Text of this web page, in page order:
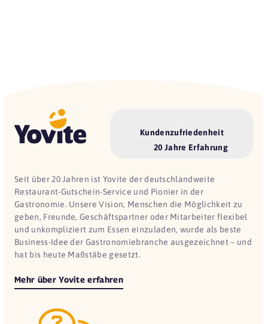
Kundenzufriedenheit
20 Jahre Erfahrung
Seit über 20 Jahren ist Yovite der deutschlandweite
Restaurant-Gutschein-Service und Pionier in der
Gastronomie. Unsere Vision, Menschen die Möglichkeit zu
geben, Freunde, Geschäftspartner oder Mitarbeiter flexibel
und unkompliziert zum Essen einzuladen, wurde als beste
Business-Idee der Gastronomiebranche ausgezeichnet – und
hat bis heute Maßstäbe gesetzt.
Mehr über Yovite erfahren